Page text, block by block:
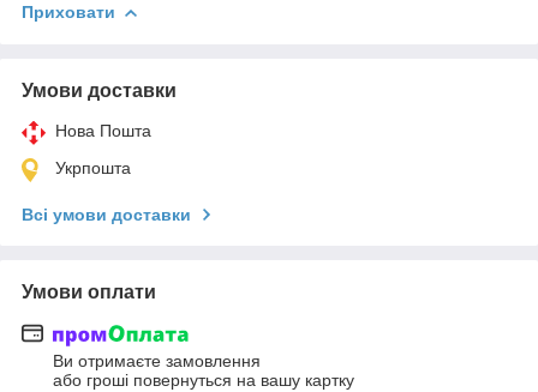
Приховати
Умови доставки
Нова Пошта
Укрпошта
Всі умови доставки
Умови оплати
Ви отримаєте замовлення
або гроші повернуться на вашу картку